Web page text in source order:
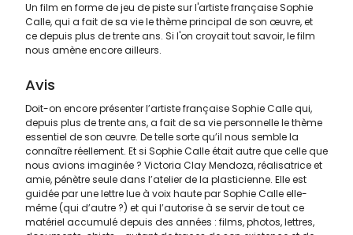
Un film en forme de jeu de piste sur l'artiste française Sophie
Calle, qui a fait de sa vie le thème principal de son œuvre, et
ce depuis plus de trente ans. Si l'on croyait tout savoir, le film
nous amène encore ailleurs.
Avis
Doit-on encore présenter l’artiste française Sophie Calle qui,
depuis plus de trente ans, a fait de sa vie personnelle le thème
essentiel de son œuvre. De telle sorte qu’il nous semble la
connaître réellement. Et si Sophie Calle était autre que celle que
nous avions imaginée ? Victoria Clay Mendoza, réalisatrice et
amie, pénètre seule dans l’atelier de la plasticienne. Elle est
guidée par une lettre lue à voix haute par Sophie Calle elle-
même (qui d’autre ?) et qui l’autorise à se servir de tout ce
matériel accumulé depuis des années : films, photos, lettres,